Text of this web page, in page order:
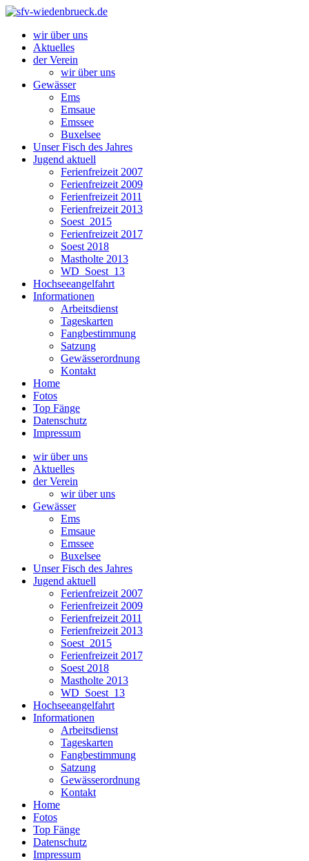
wir über uns
Aktuelles
der Verein
wir über uns
Gewässer
Ems
Emsaue
Emssee
Buxelsee
Unser Fisch des Jahres
Jugend aktuell
Ferienfreizeit 2007
Ferienfreizeit 2009
Ferienfreizeit 2011
Ferienfreizeit 2013
Soest_2015
Ferienfreizeit 2017
Soest 2018
Mastholte 2013
WD_Soest_13
Hochseeangelfahrt
Informationen
Arbeitsdienst
Tageskarten
Fangbestimmung
Satzung
Gewässerordnung
Kontakt
Home
Fotos
Top Fänge
Datenschutz
Impressum
wir über uns
Aktuelles
der Verein
wir über uns
Gewässer
Ems
Emsaue
Emssee
Buxelsee
Unser Fisch des Jahres
Jugend aktuell
Ferienfreizeit 2007
Ferienfreizeit 2009
Ferienfreizeit 2011
Ferienfreizeit 2013
Soest_2015
Ferienfreizeit 2017
Soest 2018
Mastholte 2013
WD_Soest_13
Hochseeangelfahrt
Informationen
Arbeitsdienst
Tageskarten
Fangbestimmung
Satzung
Gewässerordnung
Kontakt
Home
Fotos
Top Fänge
Datenschutz
Impressum